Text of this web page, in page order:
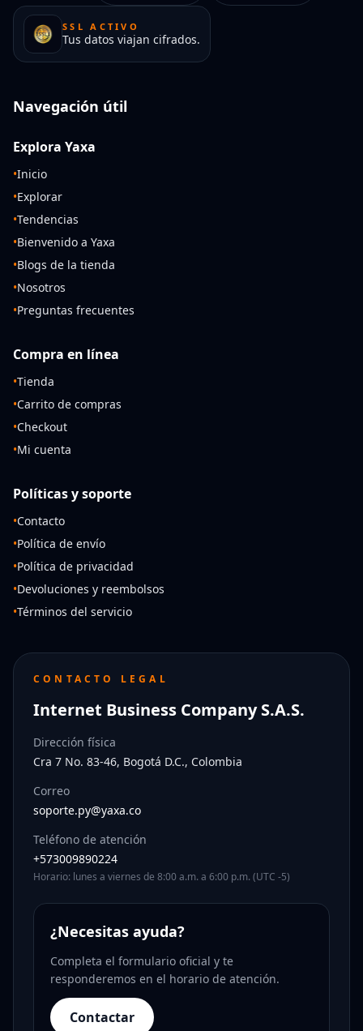
SSL ACTIVO
Tus datos viajan cifrados.
Navegación útil
Explora Yaxa
•Inicio
•Explorar
•Tendencias
•Bienvenido a Yaxa
•Blogs de la tienda
•Nosotros
•Preguntas frecuentes
Compra en línea
•Tienda
•Carrito de compras
•Checkout
•Mi cuenta
Políticas y soporte
•Contacto
•Política de envío
•Política de privacidad
•Devoluciones y reembolsos
•Términos del servicio
CONTACTO LEGAL
Internet Business Company S.A.S.
Dirección física
Cra 7 No. 83-46, Bogotá D.C., Colombia
Correo
soporte.py@yaxa.co
Teléfono de atención
+573009890224
Horario: lunes a viernes de 8:00 a.m. a 6:00 p.m. (UTC -5)
¿Necesitas ayuda?
Completa el formulario oficial y te
responderemos en el horario de atención.
Contactar